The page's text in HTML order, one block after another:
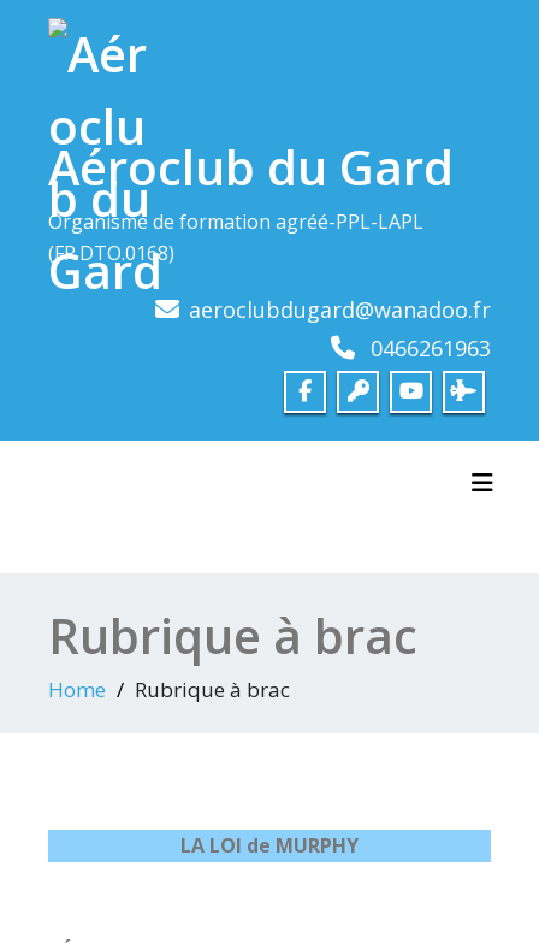
content
Aéroclub du Gard
Organisme de formation agréé-PPL-LAPL
(FR.DTO.0168)
aeroclubdugard@wanadoo.fr
0466261963
Rubrique à brac
Home Rubrique à brac
LA LOI de MURPHY